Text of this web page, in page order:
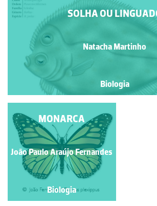
SOLHA OU
Natacha Martinho
Biologia
SARDÃO
Isabel Gil
Biologia
MONARCA
João Paulo Araújo Fernandes
Biologia